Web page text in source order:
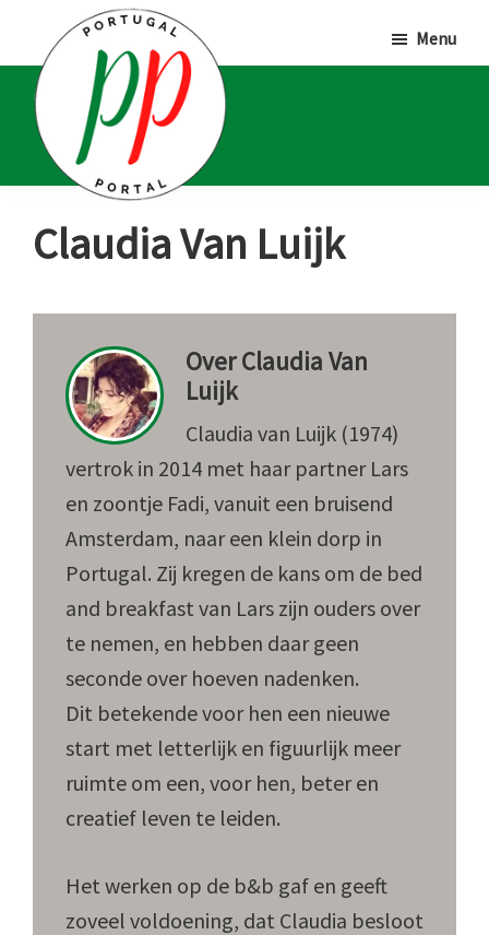
hoofd
inhoud
eerste
sidebar
voettekst
Portal
Voor
Portugalliefhebbers
fanaten
Menu
Claudia Van Luijk
OverClaudia Van
Luijk
Claudia van Luijk (1974)
vertrok in 2014 met haar partner Lars
en zoontje Fadi, vanuit een bruisend
Amsterdam, naar een klein dorp in
Portugal. Zij kregen de kans om de bed
and breakfast van Lars zijn ouders over
te nemen, en hebben daar geen
seconde over hoeven nadenken.
Dit betekende voor hen een nieuwe
start met letterlijk en figuurlijk meer
ruimte om een, voor hen, beter en
creatief leven te leiden.
Het werken op de b&b gaf en geeft
zoveel voldoening, dat Claudia besloot